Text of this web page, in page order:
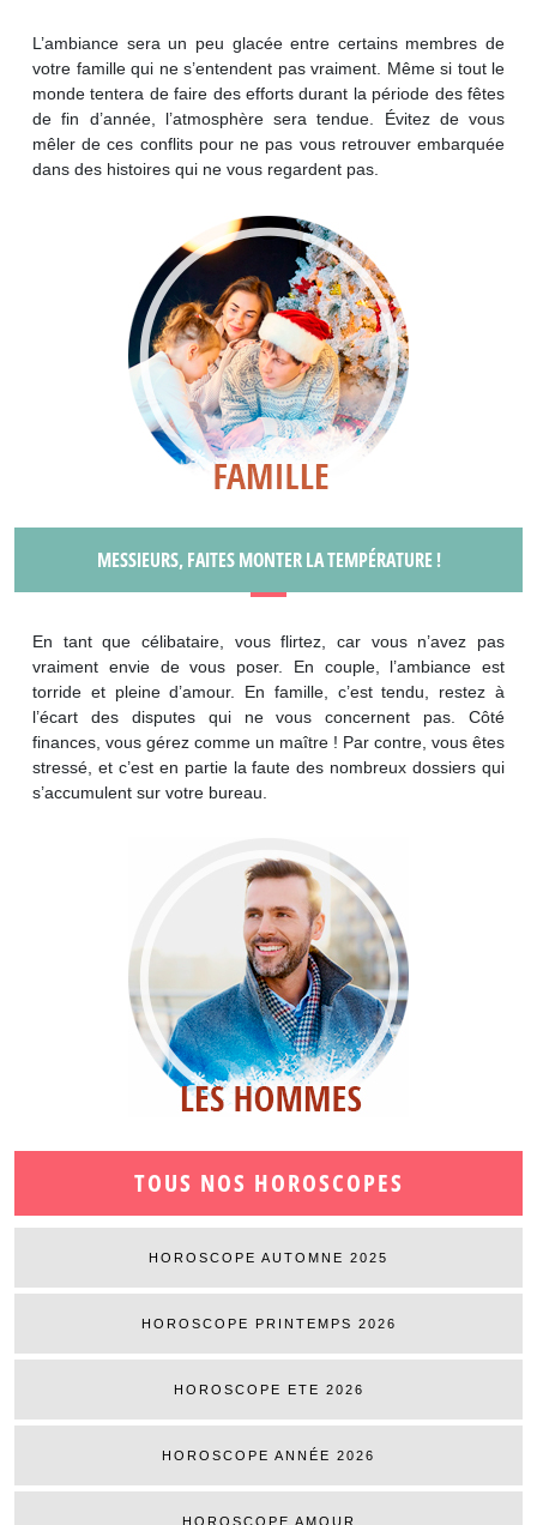
TOUS NOS HOROSCOPES
HOROSCOPE AUTOMNE 2025
HOROSCOPE PRINTEMPS 2026
HOROSCOPE ETE 2026
HOROSCOPE ANNÉE 2026
HOROSCOPE AMOUR
L’ambiance sera un peu glacée entre certains membres de
votre famille qui ne s’entendent pas vraiment. Même si tout le
monde tentera de faire des efforts durant la période des fêtes
de fin d’année, l’atmosphère sera tendue. Évitez de vous
mêler de ces conflits pour ne pas vous retrouver embarquée
dans des histoires qui ne vous regardent pas.
MESSIEURS, FAITES MONTER LA TEMPÉRATURE !
En tant que célibataire, vous flirtez, car vous n’avez pas
vraiment envie de vous poser. En couple, l’ambiance est
torride et pleine d’amour. En famille, c’est tendu, restez à
l’écart des disputes qui ne vous concernent pas. Côté
finances, vous gérez comme un maître ! Par contre, vous êtes
stressé, et c’est en partie la faute des nombreux dossiers qui
s’accumulent sur votre bureau.